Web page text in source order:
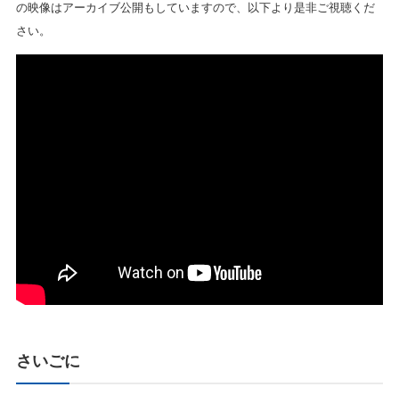
の映像はアーカイブ公開もしていますので、以下より是非ご視聴くだ
さい。
さいごに